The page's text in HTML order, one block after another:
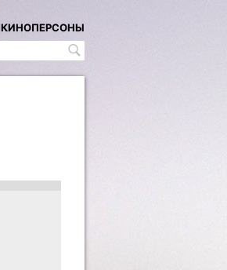
КИНОПЕРСОНЫ